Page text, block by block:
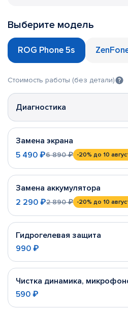
Выберите модель
ROG Phone 5s
Стоимость работы (без детали)
Диагностика
Замена экрана
5 490 ₽6 890 ₽ -20% до 10
Замена аккумулятора
2 290 ₽2 890 ₽ -20% до 10
Гидрогелевая защита
990 ₽
Чистка динамика,
590 ₽